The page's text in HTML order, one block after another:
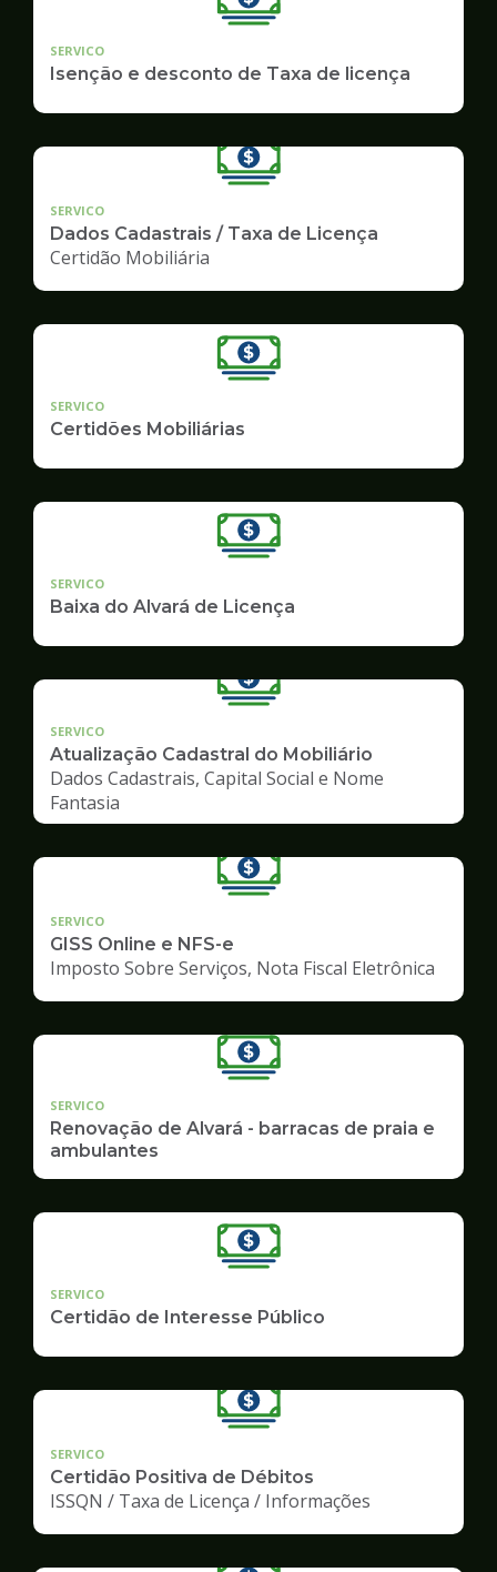
SERVICO
Isenção e desconto de Taxa de licença
SERVICO
Dados Cadastrais / Taxa de Licença
Certidão Mobiliária
SERVICO
Certidões Mobiliárias
SERVICO
Baixa do Alvará de Licença
SERVICO
Atualização Cadastral do Mobiliário
Dados Cadastrais, Capital Social e Nome
Fantasia
SERVICO
GISS Online e NFS-e
Imposto Sobre Serviços, Nota Fiscal Eletrônica
SERVICO
Renovação de Alvará - barracas de praia e
ambulantes
SERVICO
Certidão de Interesse Público
SERVICO
Certidão Positiva de Débitos
ISSQN / Taxa de Licença / Informações